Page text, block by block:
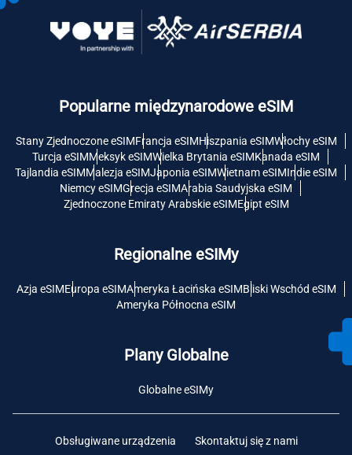
Popularne międzynarodowe eSIM
Stany Zjednoczone eSIMFrancja eSIMHiszpania eSIMWłochy eSIM
Turcja eSIMMeksyk eSIMWielka Brytania eSIMKanada eSIM
Tajlandia eSIMMalezja eSIMJaponia eSIMWietnam eSIMIndie eSIM
Niemcy eSIMGrecja eSIMArabia Saudyjska eSIM
Zjednoczone Emiraty Arabskie eSIMEgipt eSIM
Regionalne eSIMy
Azja eSIMEuropa eSIMAmeryka Łacińska eSIMBliski Wschód eSIM
Ameryka Północna eSIM
Plany Globalne
Globalne eSIMy
Obsługiwane urządzenia Skontaktuj się z nami